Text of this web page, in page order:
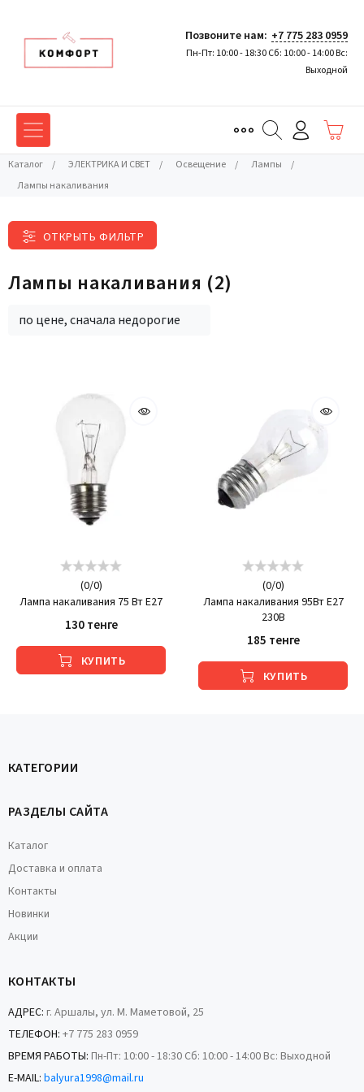
Позвоните нам: +7 775 283 0959
Пн-Пт: 10:00 - 18:30 Сб: 10:00 - 14:00 Вс:
Выходной
Каталог / ЭЛЕКТРИКА И СВЕТ / Освещение / Лампы
/
Лампы накаливания
ОТКРЫТЬ ФИЛЬТР
Лампы накаливания (2)
по цене, сначала недорогие
(0/0)
Лампа накаливания 75 Вт Е27
130 тенге
КУПИТЬ
(0/0)
Лампа накаливания 95Вт Е27
230В
185 тенге
КУПИТЬ
КАТЕГОРИИ
РАЗДЕЛЫ САЙТА
Каталог
Доставка и оплата
Контакты
Новинки
Акции
КОНТАКТЫ
АДРЕС: г. Аршалы, ул. М. Маметовой, 25
ТЕЛЕФОН: +7 775 283 0959
ВРЕМЯ РАБОТЫ: Пн-Пт: 10:00 - 18:30 Сб: 10:00 - 14:00 Вс: Выходной
E-MAIL: balyura1998@mail.ru